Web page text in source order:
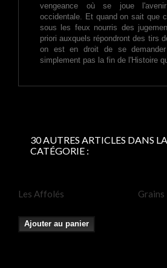
vengeance où se joue
occidentale. Et quand on sait que
sous les feux nourris des
priori auxquels répondront des tirs
on est en droit de se
simplement pas la fin de l'Histoire
30 AUTRES ARTICLES DANS
CATÉGORIE :
Les Affolés
Ajouter au panier
Grains